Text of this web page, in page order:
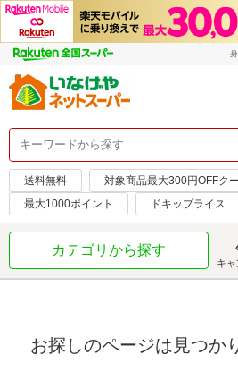
送料無料 対象商品最大300円OFFク
最大1000ポイント
ドキップライス
カテゴリから探す
キャ
お探しのページは見つか